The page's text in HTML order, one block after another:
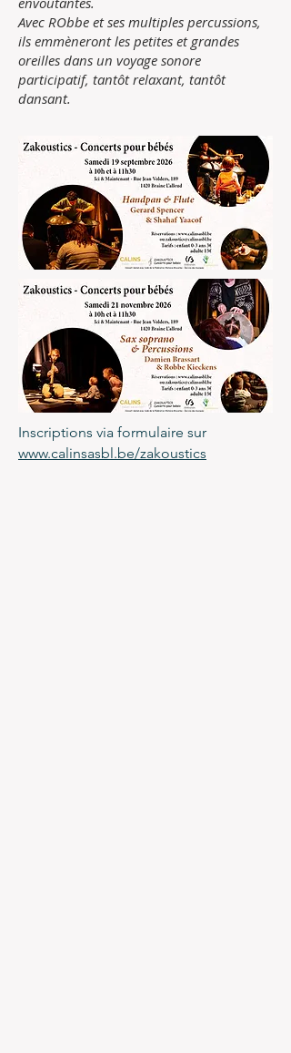
Avec RObbe et ses multiples percussions,
ils emmèneront les petites et grandes
oreilles dans un voyage sonore
participatif, tantôt relaxant, tantôt
dansant.
Inscriptions via formulaire sur
www.calinsasbl.be/zakoustics